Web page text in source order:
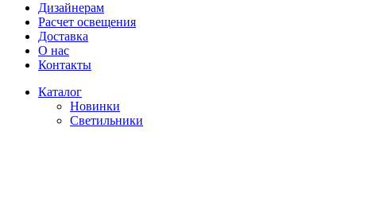
Дизайнерам
Расчет освещения
Доставка
О нас
Контакты
Каталог
Новинки
Светильники